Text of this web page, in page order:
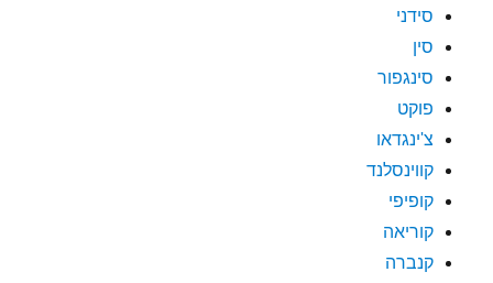
סידני
סין
סינגפור
פוקט
צ'ינגדאו
קווינסלנד
קופיפי
קוריאה
קנברה